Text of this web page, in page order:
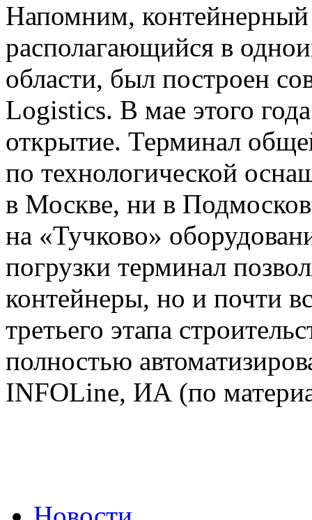
Напомним,
располагающийся в
области, был построен
Logistics. В мае этого
открытие. Терминал
по технологической
в Москве, ни в
на «Тучково»
погрузки терминал
контейнеры, но и почти
третьего этапа
полностью
INFOLine, ИА (по